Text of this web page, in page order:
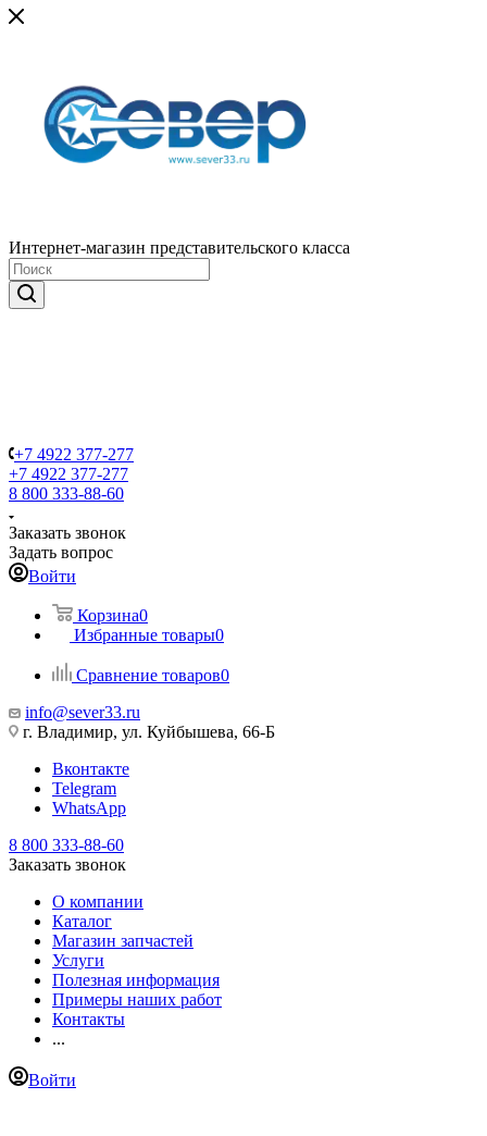
Интернет-магазин представительского класса
+7 4922 377-277
+7 4922 377-277
8 800 333-88-60
Заказать звонок
Задать вопрос
Войти
Корзина0
Избранные товары0
Сравнение товаров0
info@sever33.ru
г. Владимир, ул. Куйбышева, 66-Б
Вконтакте
Telegram
WhatsApp
8 800 333-88-60
Заказать звонок
О компании
Каталог
Магазин запчастей
Услуги
Полезная информация
Примеры наших работ
Контакты
...
Войти